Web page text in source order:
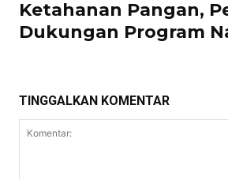
Ketahanan Pangan,
Dukungan Program
TINGGALKAN KOMENTAR